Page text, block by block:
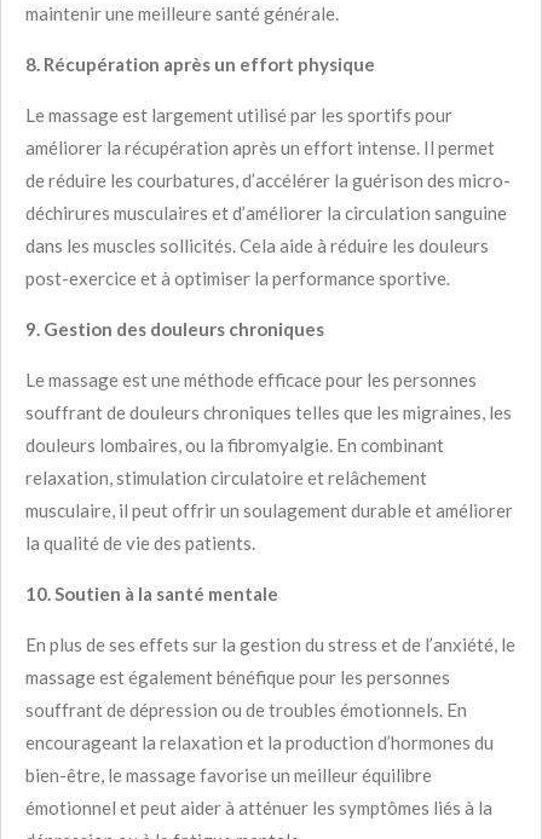
maintenir une meilleure santé générale.
8. Récupération après un effort physique
Le massage est largement utilisé par les sportifs pour
améliorer la récupération après un effort intense. Il permet
de réduire les courbatures, d’accélérer la guérison des micro-
déchirures musculaires et d’améliorer la circulation sanguine
dans les muscles sollicités. Cela aide à réduire les douleurs
post-exercice et à optimiser la performance sportive.
9. Gestion des douleurs chroniques
Le massage est une méthode efficace pour les personnes
souffrant de douleurs chroniques telles que les migraines, les
douleurs lombaires, ou la fibromyalgie. En combinant
relaxation, stimulation circulatoire et relâchement
musculaire, il peut offrir un soulagement durable et améliorer
la qualité de vie des patients.
10. Soutien à la santé mentale
En plus de ses effets sur la gestion du stress et de l’anxiété, le
massage est également bénéfique pour les personnes
souffrant de dépression ou de troubles émotionnels. En
encourageant la relaxation et la production d’hormones du
bien-être, le massage favorise un meilleur équilibre
émotionnel et peut aider à atténuer les symptômes liés à la